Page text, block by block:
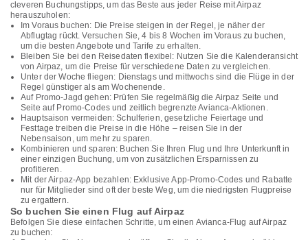
cleveren Buchungstipps, um das Beste aus jeder Reise mit Airpaz
herauszuholen:
Im Voraus buchen: Die Preise steigen in der Regel, je näher der
Abflugtag rückt. Versuchen Sie, 4 bis 8 Wochen im Voraus zu buchen,
um die besten Angebote und Tarife zu erhalten.
Bleiben Sie bei den Reisedaten flexibel: Nutzen Sie die Kalenderansicht
von Airpaz, um die Preise für verschiedene Daten zu vergleichen.
Unter der Woche fliegen: Dienstags und mittwochs sind die Flüge in der
Regel günstiger als am Wochenende.
Auf Promo-Jagd gehen: Prüfen Sie regelmäßig die Airpaz Seite und
Seite auf Promo-Codes und zeitlich begrenzte Avianca-Aktionen.
Hauptsaison vermeiden: Schulferien, gesetzliche Feiertage und
Festtage treiben die Preise in die Höhe – reisen Sie in der
Nebensaison, um mehr zu sparen.
Kombinieren und sparen: Buchen Sie Ihren Flug und Ihre Unterkunft in
einer einzigen Buchung, um von zusätzlichen Ersparnissen zu
profitieren.
Mit der Airpaz-App bezahlen: Exklusive App-Promo-Codes und Rabatte
nur für Mitglieder sind oft der beste Weg, um die niedrigsten Flugpreise
zu ergattern.
So buchen Sie einen Flug auf Airpaz
Befolgen Sie diese einfachen Schritte, um einen Avianca-Flug auf Airpaz
zu buchen: